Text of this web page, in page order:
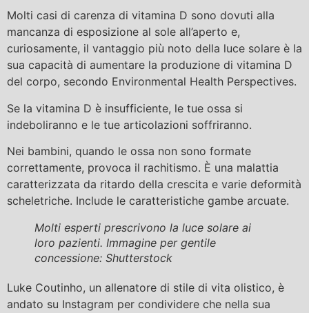
Molti casi di carenza di vitamina D sono dovuti alla
mancanza di esposizione al sole all’aperto e,
curiosamente, il vantaggio più noto della luce solare è la
sua capacità di aumentare la produzione di vitamina D
del corpo, secondo Environmental Health Perspectives.
Se la vitamina D è insufficiente, le tue ossa si
indeboliranno e le tue articolazioni soffriranno.
Nei bambini, quando le ossa non sono formate
correttamente, provoca il rachitismo. È una malattia
caratterizzata da ritardo della crescita e varie deformità
scheletriche. Include le caratteristiche gambe arcuate.
Molti esperti prescrivono la luce solare ai
loro pazienti. Immagine per gentile
concessione: Shutterstock
Luke Coutinho, un allenatore di stile di vita olistico, è
andato su Instagram per condividere che nella sua